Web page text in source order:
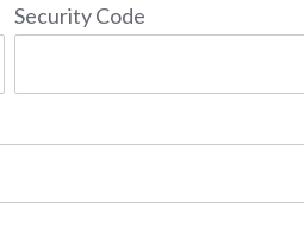
Security Code